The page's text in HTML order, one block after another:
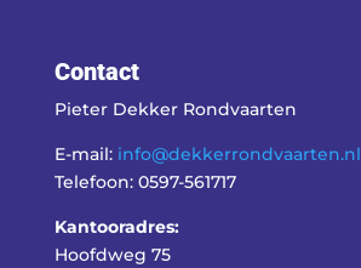
Contact
Pieter Dekker Rondvaarten
E-mail: info@dekkerrondvaarten.nl
Telefoon: 0597-561717
Kantooradres:
Hoofdweg 75